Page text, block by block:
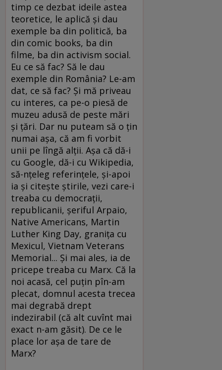
timp ce dezbat ideile astea
teoretice, le aplică şi dau
exemple ba din politică, ba
din comic books, ba din
filme, ba din activism social.
Eu ce să fac? Să le dau
exemple din România? Le-am
dat, ce să fac? Şi mă priveau
cu interes, ca pe-o piesă de
muzeu adusă de peste mări
şi ţări. Dar nu puteam să o ţin
numai aşa, că am fi vorbit
unii pe lîngă alţii. Aşa că dă-i
cu Google, dă-i cu Wikipedia,
să-nţeleg referinţele, şi-apoi
ia şi citeşte ştirile, vezi care-i
treaba cu democraţii,
republicanii, şeriful Arpaio,
Native Americans, Martin
Luther King Day, graniţa cu
Mexicul, Vietnam Veterans
Memorial... Şi mai ales, ia de
pricepe treaba cu Marx. Că la
noi acasă, cel puţin pîn-am
plecat, domnul acesta trecea
mai degrabă drept
indezirabil (că alt cuvînt mai
exact n-am găsit). De ce le
place lor aşa de tare de
Marx?